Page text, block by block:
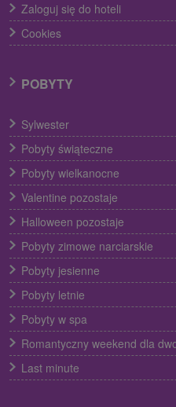
Zaloguj się do hoteli
Cookies
POBYTY
Sylwester
Pobyty świąteczne
Pobyty wielkanocne
Valentine pozostaje
Halloween pozostaje
Pobyty zimowe narciarskie
Pobyty jesienne
Pobyty letnie
Pobyty w spa
Romantyczny weekend dla
Last minute